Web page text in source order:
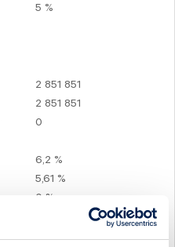
5 %
2 851 851
2 851 851
0
6,2 %
5,61 %
0 %